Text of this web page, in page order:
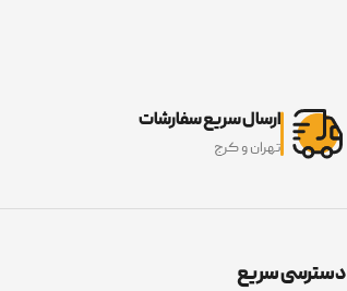
ارسال سریع سفارشات
تهران و کرج
دسترسی سریع